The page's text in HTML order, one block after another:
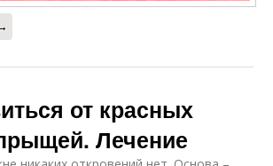
от красных
Лечение